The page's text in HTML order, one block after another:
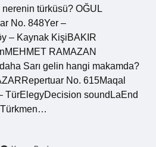
türküsü? OĞUL
No. 848Yer –
– Kaynak KişiBAKIR
RAMAZAN
Sarı gelin hangi makamda?
No. 615Maqal
TürElegyDecision soundLaEnd
Türkmen…